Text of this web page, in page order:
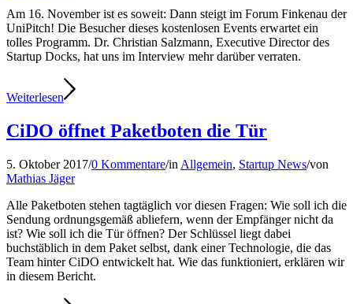
Am 16. November ist es soweit: Dann steigt im Forum Finkenau der
UniPitch! Die Besucher dieses kostenlosen Events erwartet ein
tolles Programm. Dr. Christian Salzmann, Executive Director des
Startup Docks, hat uns im Interview mehr darüber verraten.
Weiterlesen
CiDO öffnet Paketboten die Tür
5. Oktober 2017/0 Kommentare/in Allgemein, Startup News/von
Mathias Jäger
Alle Paketboten stehen tagtäglich vor diesen Fragen: Wie soll ich die
Sendung ordnungsgemäß abliefern, wenn der Empfänger nicht da
ist? Wie soll ich die Tür öffnen? Der Schlüssel liegt dabei
buchstäblich in dem Paket selbst, dank einer Technologie, die das
Team hinter CiDO entwickelt hat. Wie das funktioniert, erklären wir
in diesem Bericht.